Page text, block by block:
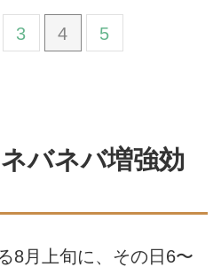
3 4 5
バネバ増強効
8月上旬に、その日6〜